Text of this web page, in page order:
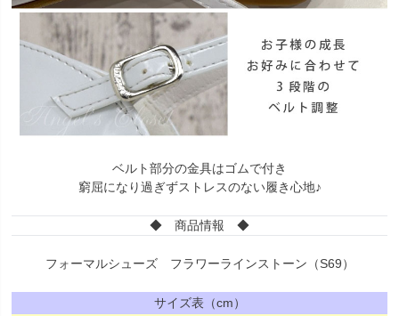
ベルト部分の金具はゴムで付き
窮屈になり過ぎずストレスのない履き心地♪
◆ 商品情報 ◆
フォーマルシューズ フラワーラインストーン（S69）
サイズ表（cm）